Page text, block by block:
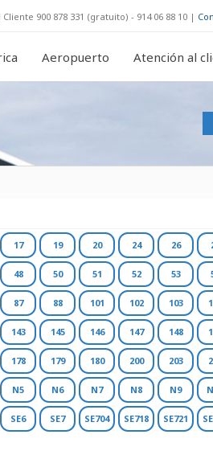
900 878 331 (gratuito) - 914 06 88 10 |
Aeropuerto Atención al
17 19 20 24 26
48 50 51 52 53
87 88 101 102 103
143 145 146 147 148
178 179 180 200 203
N5 N6 N7 N8 N9
SE6 SE7 SE704 SE718 SE721